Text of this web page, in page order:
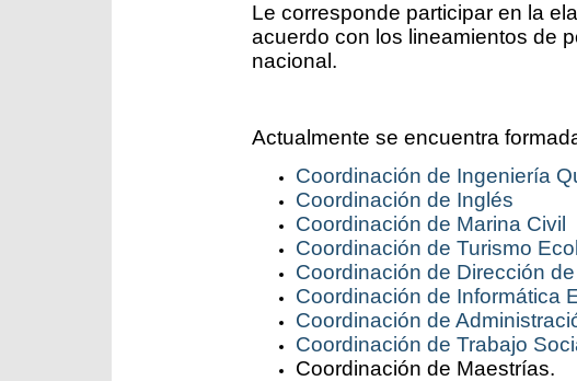
Le corresponde participar en la
acuerdo con los lineamientos de
nacional.
Actualmente se encuentra
Coordinación de Ingeniería
Coordinación de Inglés
Coordinación de Marina Civil
Coordinación de Turismo
Coordinación de Dirección
Coordinación de Informática
Coordinación de
Coordinación de Trabajo
Coordinación de Maestrías.